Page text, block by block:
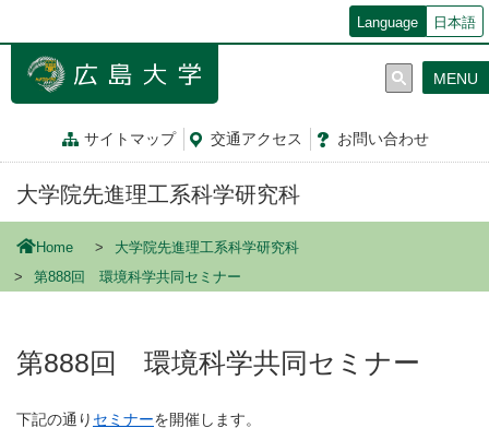
ン
Language 日本語
サイトマップ 交通アクセス お問い合わせ
MENU
大学院先進理工系科学研究科
Home
大学院先進理工系科学研究科
第888回 環境科学共同セミナー
第888回 環境科学共同セミナー
下記の通り セミナーを開催します。